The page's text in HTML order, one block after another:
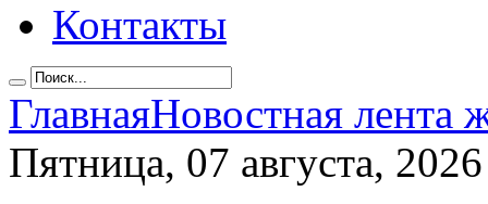
Контакты
ГлавнаяНовостная лента
Пятница, 07 августа, 2026